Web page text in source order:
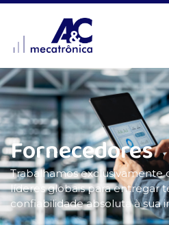
Fornecedores
Trabalhamos exclusivamente
líderes globais para entregar
confiabilidade absoluta à sua